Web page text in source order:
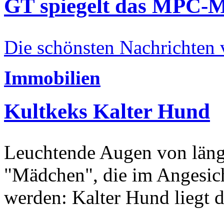
GT spiegelt das MPC-
Die schönsten Nachrichten
Immobilien
Kultkeks Kalter Hund
Leuchtende Augen von
"Mädchen", die im
werden: Kalter Hund liegt